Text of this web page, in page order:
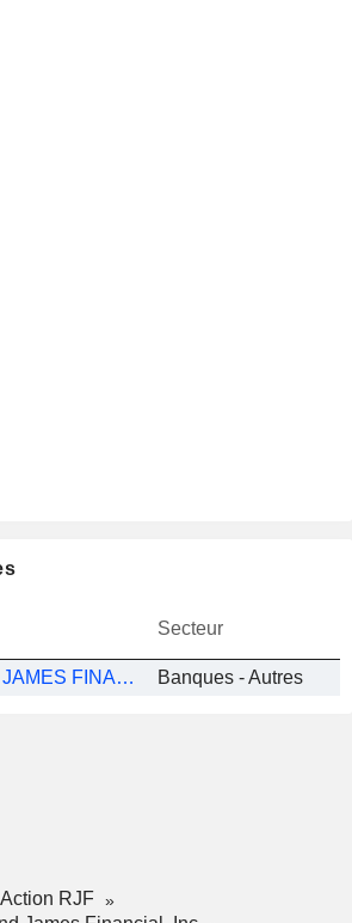
Secteur
RAYMOND JAMES FINANCIAL, INC. Banques - Autres
Action RJF